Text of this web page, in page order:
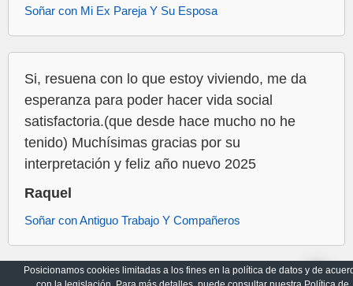
Soñar con Mi Ex Pareja Y Su Esposa
Si, resuena con lo que estoy viviendo, me da
esperanza para poder hacer vida social
satisfactoria.(que desde hace mucho no he
tenido) Muchísimas gracias por su
interpretación y feliz año nuevo 2025
Raquel
Soñar con Antiguo Trabajo Y Compañeros
Posicionamos cookies limitadas a los fines en la política de datos y de